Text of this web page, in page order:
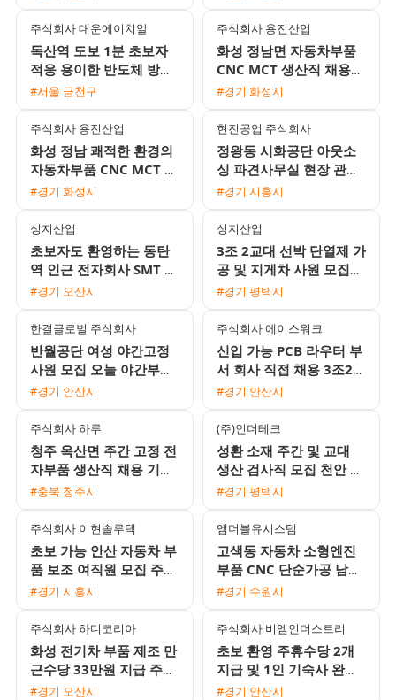
주식회사 대운에이치알
독산역 도보 1분 초보자
적응 용이한 반도체 방열
판 육안검사 사원 채용
#서울 금천구
주식회사 용진산업
화성 정남면 자동차부품
CNC MCT 생산직 채용
(월 400만원 이상 / 기숙
#경기 화성시
주식회사 용진산업
화성 정남 쾌적한 환경의
자동차부품 CNC MCT 생
산직 채용
#경기 화성시
현진공업 주식회사
정왕동 시화공단 아웃소
싱 파견사무실 현장 관리
자 채용
#경기 시흥시
성지산업
초보자도 환영하는 동탄
역 인근 전자회사 SMT 조
립검사 및 오퍼레이터 채
#경기 오산시
성지산업
3조 2교대 선박 단열제 가
공 및 지게차 사원 모집
상여금과 유류비 지원 1
#경기 평택시
한결글로벌 주식회사
반월공단 여성 야간고정
사원 모집 오늘 야간부터
시작 일당 및 주급 가능
#경기 안산시
주식회사 에이스워크
신입 가능 PCB 라우터 부
서 회사 직접 채용 3조2교
대 모집
#경기 안산시
주식회사 하루
청주 옥산면 주간 고정 전
자부품 생산직 채용 기숙
사 및 삼식 제공 초보자
#충북 청주시
(주)인더테크
성환 소재 주간 및 교대
생산 검사직 모집 천안 평
택 통근버스 운행
#경기 평택시
주식회사 이현솔루텍
초보 가능 안산 자동차 부
품 보조 여직원 모집 주급
선택 및 통근버스 운행
#경기 시흥시
엠더블유시스템
고색동 자동차 소형엔진
부품 CNC 단순가공 남성
생산직 모집 (수원역 통근
#경기 수원시
주식회사 하디코리아
화성 전기차 부품 제조 만
근수당 33만원 지급 주간
고정 사원 모집
#경기 오산시
주식회사 비엠인더스트리
초보 환영 주휴수당 2개
지급 및 1인 기숙사 완비
안성 음성대소 검사 포장
#경기 안산시